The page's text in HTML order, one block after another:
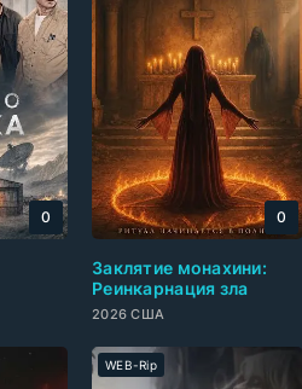
0
Заклятие монахини:
Реинкарнация зла
2026 США
0
WEB-Rip